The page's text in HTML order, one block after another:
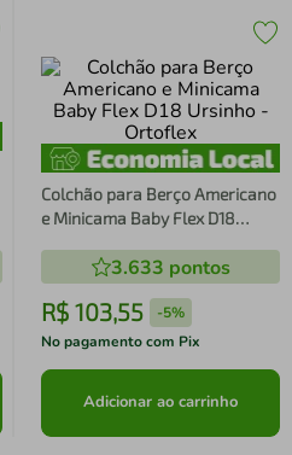
Colchão para Berço Americano
e Minicama Baby Flex D18
3.633 pontos
R$ 103,55 -5%
No pagamento com Pix
Adicionar ao carrinho